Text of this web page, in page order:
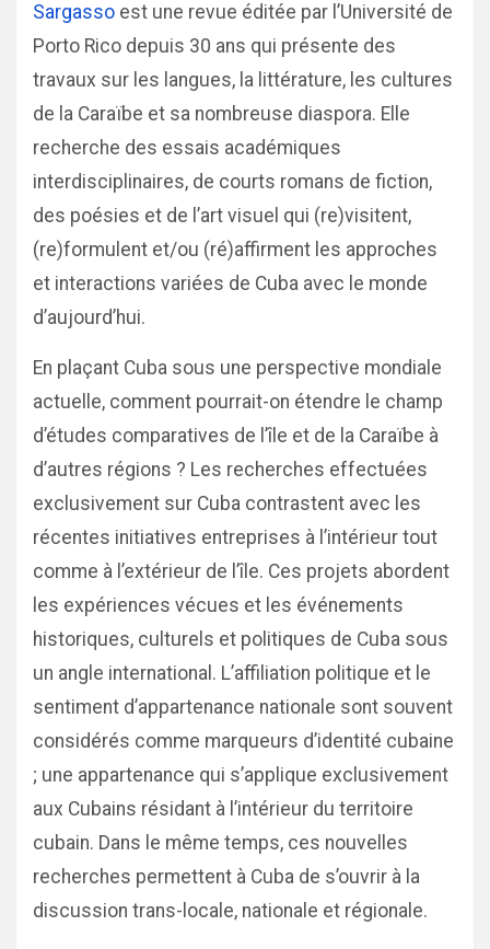
Sargasso est une revue éditée par l’Université de
Porto Rico depuis 30 ans qui présente des
travaux sur les langues, la littérature, les cultures
de la Caraïbe et sa nombreuse diaspora. Elle
recherche des essais académiques
interdisciplinaires, de courts romans de fiction,
des poésies et de l’art visuel qui (re)visitent,
(re)formulent et/ou (ré)affirment les approches
et interactions variées de Cuba avec le monde
d’aujourd’hui.
En plaçant Cuba sous une perspective mondiale
actuelle, comment pourrait-on étendre le champ
d’études comparatives de l’île et de la Caraïbe à
d’autres régions ? Les recherches effectuées
exclusivement sur Cuba contrastent avec les
récentes initiatives entreprises à l’intérieur tout
comme à l’extérieur de l’île. Ces projets abordent
les expériences vécues et les événements
historiques, culturels et politiques de Cuba sous
un angle international. L’affiliation politique et le
sentiment d’appartenance nationale sont souvent
considérés comme marqueurs d’identité cubaine
; une appartenance qui s’applique exclusivement
aux Cubains résidant à l’intérieur du territoire
cubain. Dans le même temps, ces nouvelles
recherches permettent à Cuba de s’ouvrir à la
discussion trans-locale, nationale et régionale.